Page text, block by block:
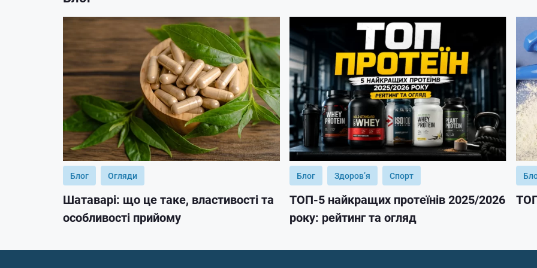
Блог Огляди
Шатаварі: що це таке, властивості та
особливості прийому
Блог Здоров’я Спорт
ТОП-5 найкращих протеїнів 2025/2026
року: рейтинг та огляд